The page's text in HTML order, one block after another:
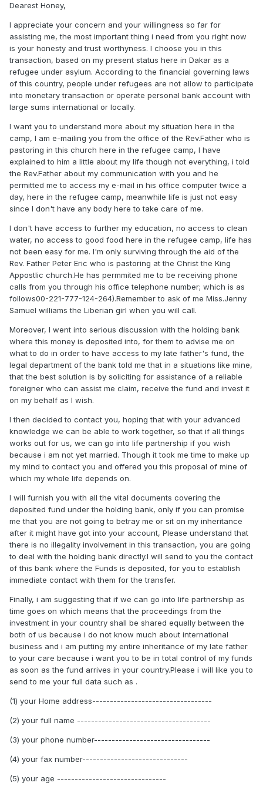
Dearest Honey,
I appreciate your concern and your willingness so far for
assisting me, the most important thing i need from you right now
is your honesty and trust worthyness. I choose you in this
transaction, based on my present status here in Dakar as a
refugee under asylum. According to the financial governing laws
of this country, people under refugees are not allow to participate
into monetary transaction or operate personal bank account with
large sums international or locally.
I want you to understand more about my situation here in the
camp, I am e-mailing you from the office of the Rev.Father who is
pastoring in this church here in the refugee camp, I have
explained to him a little about my life though not everything, i told
the Rev.Father about my communication with you and he
permitted me to access my e-mail in his office computer twice a
day, here in the refugee camp, meanwhile life is just not easy
since I don't have any body here to take care of me.
I don't have access to further my education, no access to clean
water, no access to good food here in the refugee camp, life has
not been easy for me. I'm only surviving through the aid of the
Rev. Father Peter Eric who is pastoring at the Christ the King
Appostlic church.He has permmited me to be receiving phone
calls from you through his office telephone number; which is as
follows00-221-777-124-264).Remember to ask of me Miss.Jenny
Samuel williams the Liberian girl when you will call.
Moreover, I went into serious discussion with the holding bank
where this money is deposited into, for them to advise me on
what to do in order to have access to my late father's fund, the
legal department of the bank told me that in a situations like mine,
that the best solution is by soliciting for assistance of a reliable
foreigner who can assist me claim, receive the fund and invest it
on my behalf as I wish.
I then decided to contact you, hoping that with your advanced
knowledge we can be able to work together, so that if all things
works out for us, we can go into life partnership if you wish
because i am not yet married. Though it took me time to make up
my mind to contact you and offered you this proposal of mine of
which my whole life depends on.
I will furnish you with all the vital documents covering the
deposited fund under the holding bank, only if you can promise
me that you are not going to betray me or sit on my inheritance
after it might have got into your account, Please understand that
there is no illegality involvement in this transaction, you are going
to deal with the holding bank directly.I will send to you the contact
of this bank where the Funds is deposited, for you to establish
immediate contact with them for the transfer.
Finally, i am suggesting that if we can go into life partnership as
time goes on which means that the proceedings from the
investment in your country shall be shared equally between the
both of us because i do not know much about international
business and i am putting my entire inheritance of my late father
to your care because i want you to be in total control of my funds
as soon as the fund arrives in your country.Please i will like you to
send to me your full data such as .
(1) your Home address----------------------------------
(2) your full name --------------------------------------
(3) your phone number---------------------------------
(4) your fax number------------------------------
(5) your age -------------------------------